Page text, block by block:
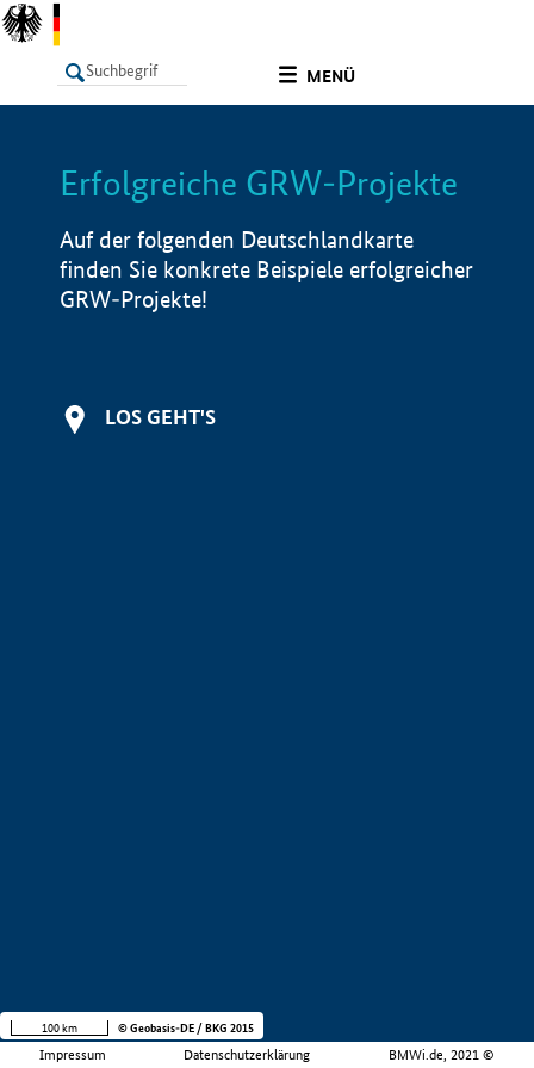
MENÜ
LISTE Info
Erfolgreiche GRW-Projekte
Auf der folgenden Deutschlandkarte
finden Sie konkrete Beispiele erfolgreicher
GRW-Projekte!
LOS GEHT'S
Impressum Datenschutzerklärung BMWi.de, 2021 ©
100 km © Geobasis-DE / BKG 2015